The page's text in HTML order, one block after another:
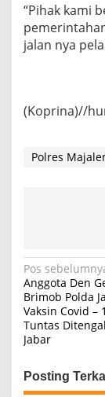
“Pihak kami
jalan nya
(Koprina)//
Polres
Navigasi
pos
Pos
Anggota Den
Brimob Polda
Vaksin Covid –
Tuntas
Jabar
Posting